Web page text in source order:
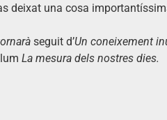
deixat una cosa
seguit d’Un coneixement
La mesura dels nostres dies.